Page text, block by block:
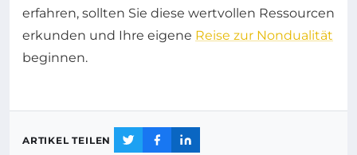
erfahren, sollten Sie diese wertvollen Ressourcen
erkunden und Ihre eigene Reise zur Nondualität
beginnen.
ARTIKEL TEILEN